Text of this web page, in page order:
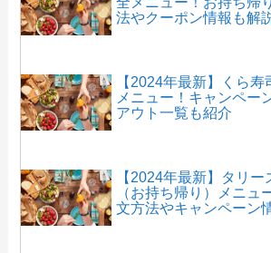
法やクーポン情報も解
【2024年最新】くら寿
メニュー！キャンペー
アウト一覧も紹介
【2024年最新】タリー
（お持ち帰り）メニュ
文方法やキャンペーン